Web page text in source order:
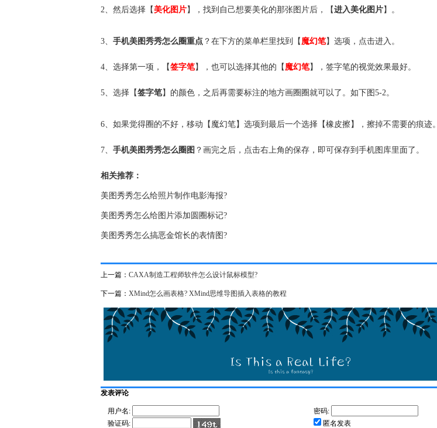
2、然后选择【美化图片】，找到自己想要美化的那张图片后，【进入美化图片】。
3、 手机美图秀秀怎么圈重点 ？在下方的菜单栏里找到【 魔幻笔】选项，点击进入。
4、选择第一项，【签字笔】，也可以选择其他的【 魔幻笔】，签字笔的视觉效果最好。
5、选择【签字笔】的颜色，之后再需要标注的地方画圈圈就可以了。如下图5-2。
6、如果觉得圈的不好，移动【魔幻笔】选项到最后一个选择【橡皮擦】，擦掉不需要的痕迹。
7、 手机美图秀秀怎么圈图 ？画完之后，点击右上角的保存，即可保存到手机图库里面了。
相关推荐：
美图秀秀怎么给照片制作电影海报?
美图秀秀怎么给图片添加圆圈标记?
美图秀秀怎么搞恶金馆长的表情图?
上一篇： CAXA制造工程师软件怎么设计鼠标模型?
下一篇： XMind怎么画表格? XMind思维导图插入表格的教程
发表评论
用户名:
密码:
验证码:
匿名发表